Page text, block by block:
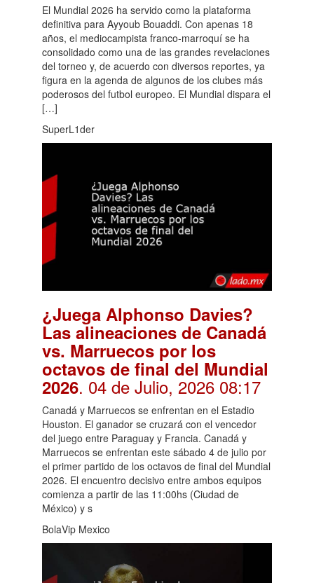
El Mundial 2026 ha servido como la plataforma
definitiva para Ayyoub Bouaddi. Con apenas 18
años, el mediocampista franco-marroquí se ha
consolidado como una de las grandes revelaciones
del torneo y, de acuerdo con diversos reportes, ya
figura en la agenda de algunos de los clubes más
poderosos del futbol europeo. El Mundial dispara el
[…]
SuperL1der
¿Juega Alphonso Davies?
Las alineaciones de Canadá
vs. Marruecos por los
octavos de final del Mundial
2026. 04 de Julio, 2026 08:17
Canadá y Marruecos se enfrentan en el Estadio
Houston. El ganador se cruzará con el vencedor
del juego entre Paraguay y Francia. Canadá y
Marruecos se enfrentan este sábado 4 de julio por
el primer partido de los octavos de final del Mundial
2026. El encuentro decisivo entre ambos equipos
comienza a partir de las 11:00hs (Ciudad de
México) y s
BolaVip Mexico